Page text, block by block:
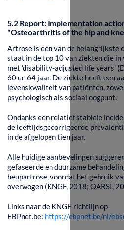
5.2 Report: Implementation
"Osteoarthritis of the hip and
Artrose is een van de belangrijkste
staat in de top 10 van ziekten die in
met 'disability-adjusted life years'
60 en 64 jaar. De ziekte heeft een
levenskwaliteit van patiënten,
psychologisch als sociaal oogpunt.
Ondanks een relatief stabiele
de leeftijdsgecorrigeerde
in de afgelopen tien jaar.
Alle huidige aanbevelingen
gefaseerde en duurzame
heupartrose, voordat het gebruik
overwogen (KNGF, 2018; OARSI,
Links naar de KNGF-richtlijn op
EBPnet.be: https://ebpnet.be/nl/